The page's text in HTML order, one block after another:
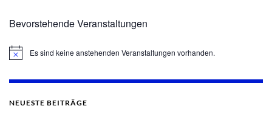
Bevorstehende Veranstaltungen
HinweisEs sind keine anstehenden Veranstaltungen vorhanden.
NEUESTE BEITRÄGE